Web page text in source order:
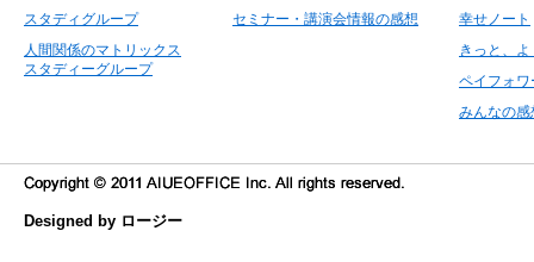
スタディグループ
人間関係のマトリックス
スタディーグループ
セミナー・講演会情報の感想
幸せノート
きっと、
ペイフォワ
みんなの感
Designed by ロージー